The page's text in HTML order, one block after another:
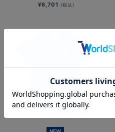
¥6,701 (税込)